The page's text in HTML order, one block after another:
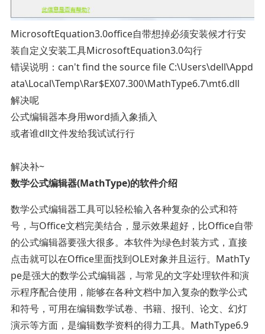
MicrosoftEquation3.0office自带想掉必须安装候才行安
装自定义安装工具MicrosoftEquation3.0勾行
错误说明：can't find the source file C:\Users\dell\Appd
ata\Local\Temp\Rar$EX07.300\MathType6.7\mt6.dll
解决呢
公式编辑器本身用word插入象插入
或者谁dll文件发给我试试行行
解决补~
数学公式编辑器(MathType)的软件介绍
数学公式编辑器工具可以轻松输入各种复杂的公式和符
号，与Office文档完美结合，显示效果超好，比Office自带
的公式编辑器要强大很多。本软件为绿色封装方式，直接
点击就可以在Office里面找到OLE对象并且运行。MathTy
pe是强大的数学公式编辑器，与常见的文字处理软件和演
示程序配合使用，能够在各种文档中加入复杂的数学公式
和符号，可用在编辑数学试卷、书籍、报刊、论文、幻灯
演示等方面，是编辑数学资料的得力工具。MathType6.9